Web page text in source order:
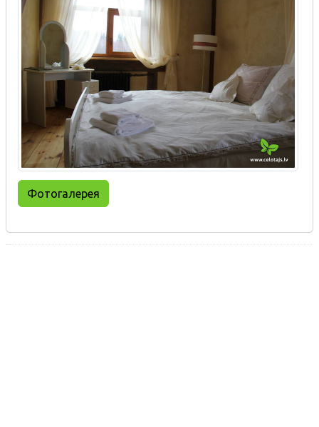
Фотогалерея